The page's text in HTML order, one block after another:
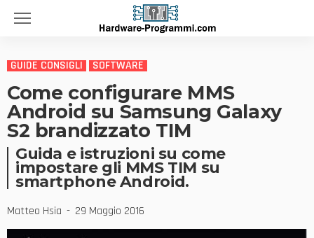
GUIDE CONSIGLI SOFTWARE
Come configurare MMS
Android su Samsung Galaxy
S2 brandizzato TIM
Guida e istruzioni su come
impostare gli MMS TIM su
smartphone Android.
Matteo Hsia 29 Maggio 2016